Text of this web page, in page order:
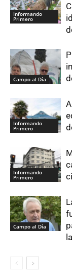
Informando
Primero
Campo al Día
Informando
Primero
Informando
Primero
Campo al Día